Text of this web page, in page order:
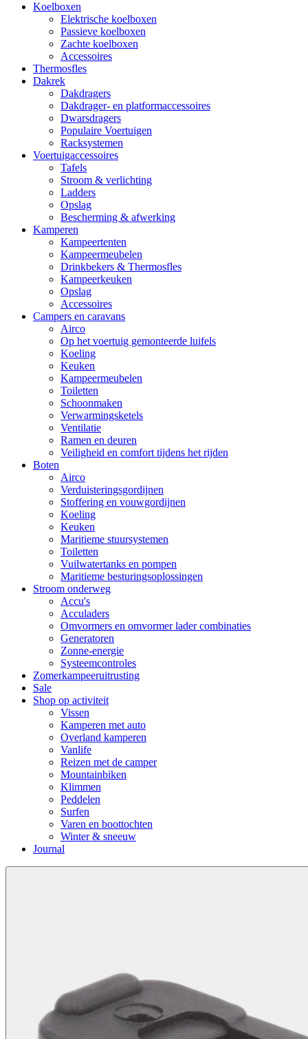
Koelboxen
Elektrische koelboxen
Passieve koelboxen
Zachte koelboxen
Accessoires
Thermosfles
Dakrek
Dakdragers
Dakdrager- en platformaccessoires
Dwarsdragers
Populaire Voertuigen
Racksystemen
Voertuigaccessoires
Tafels
Stroom & verlichting
Ladders
Opslag
Bescherming & afwerking
Kamperen
Kampeertenten
Kampeermeubelen
Drinkbekers & Thermosfles
Kampeerkeuken
Opslag
Accessoires
Campers en caravans
Airco
Op het voertuig gemonteerde luifels
Koeling
Keuken
Kampeermeubelen
Toiletten
Schoonmaken
Verwarmingsketels
Ventilatie
Ramen en deuren
Veiligheid en comfort tijdens het rijden
Boten
Airco
Verduisteringsgordijnen
Stoffering en vouwgordijnen
Koeling
Keuken
Maritieme stuursystemen
Toiletten
Vuilwatertanks en pompen
Maritieme besturingsoplossingen
Stroom onderweg
Accu's
Acculaders
Omvormers en omvormer lader combinaties
Generatoren
Zonne-energie
Systeemcontroles
Zomerkampeeruitrusting
Sale
Shop op activiteit
Vissen
Kamperen met auto
Overland kamperen
Vanlife
Reizen met de camper
Mountainbiken
Klimmen
Peddelen
Surfen
Varen en boottochten
Winter & sneeuw
Journal